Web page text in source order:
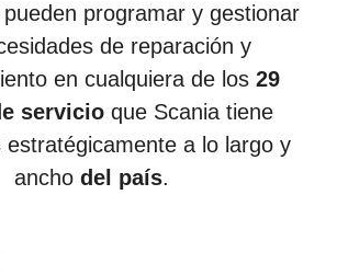
programar y gestionar
de reparación y
en cualquiera de los 29
servicioque Scania tiene
estratégicamente a lo largo y
ancho del país.